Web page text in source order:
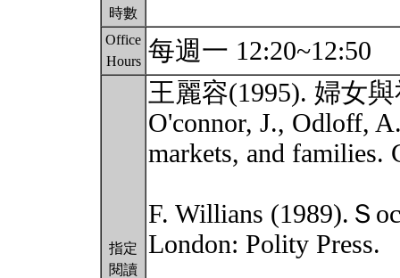
時數
Office
Hours 每週一 12:20~12:50
指定
閱讀
王麗容(1995). 婦女
O'connor, J., Odloff,
markets, and families.
F. Willians (1989).Ｓ
London: Polity Press.